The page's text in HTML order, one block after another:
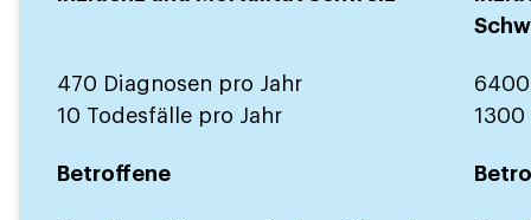
470 Diagnosen pro Jahr
10 Todesfälle pro Jahr
1300
Betroffene